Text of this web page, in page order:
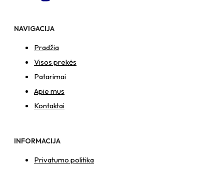
NAVIGACIJA
Pradžia
Visos prekės
Patarimai
Apie mus
Kontaktai
INFORMACIJA
Privatumo politika